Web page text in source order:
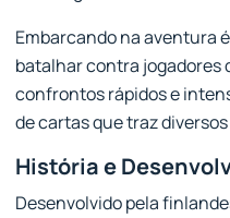
Embarcando na aventura
batalhar contra jogadores
confrontos rápidos e
de cartas que traz
História e
Desenvolvido pela